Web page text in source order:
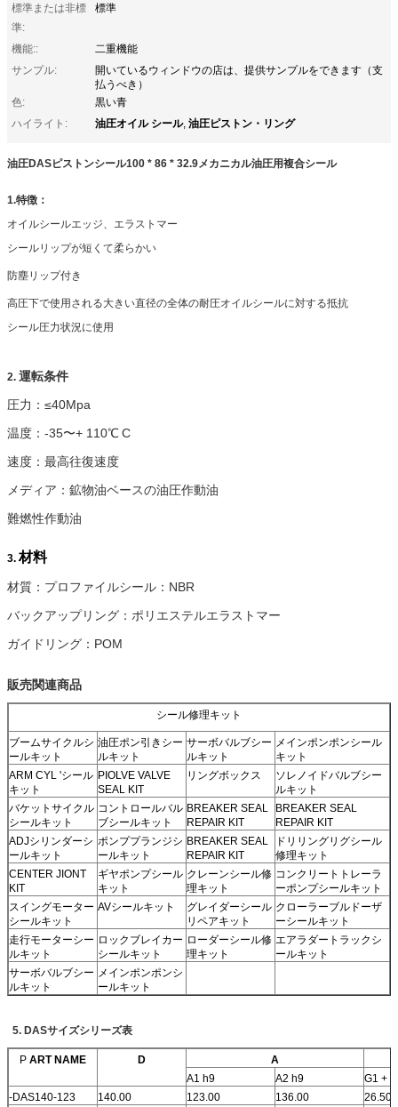
標準または非標
準:
標準
機能::
二重機能
サンプル:
開いているウィンドウの店は、提供サンプルをできます（支
払うべき）
色:
黒い青
ハイライト:
油圧オイル シール, 油圧ピストン・リング
油圧DASピストンシール100 * 86 * 32.9メカニカル油圧用複合シール
1.特徴：
オイルシールエッジ、エラストマー
シールリップが短くて柔らかい
防塵リップ付き
高圧下で使用される大きい直径の全体の耐圧オイルシールに対する抵抗
シール圧力状況に使用
2. 運転条件
圧力：≤40Mpa
温度：-35〜+ 110℃C
速度：最高往復速度
メディア：鉱物油ベースの油圧作動油
難燃性作動油
3. 材料
材質：プロファイルシール：NBR
バックアップリング：ポリエステルエラストマー
ガイドリング：POM
販売関連商品
シール修理キット
ブームサイクルシ
ールキット
油圧ポン引きシー
ルキット
サーボバルブシー
ルキット
メインポンポンシール
キット
ARM CYL 'シール
キット
PIOLVE VALVE
SEAL KIT
リングボックス
ソレノイドバルブシー
ルキット
バケットサイクル
シールキット
コントロールバル
ブシールキット
BREAKER SEAL
REPAIR KIT
BREAKER SEAL
REPAIR KIT
ADJシリンダーシ
ールキット
ポンププランジシ
ールキット
BREAKER SEAL
REPAIR KIT
ドリリングリグシール
修理キット
CENTER JIONT
KIT
ギヤポンプシール
キット
クレーンシール修
理キット
コンクリートトレーラ
ーポンプシールキット
スイングモーター
シールキット
AVシールキット
グレイダーシール
リペアキット
クローラーブルドーザ
ーシールキット
走行モーターシー
ルキット
ロックブレイカー
シールキット
ローダーシール修
理キット
エアラダートラックシ
ールキット
サーボバルブシー
ルキット
メインポンポンシ
ールキット
5. DASサイズシリーズ表
P ART NAME D
A
A1 h9
A2 h9
G1 +
-DAS140-123
140.00 123.00 136.00 26.50